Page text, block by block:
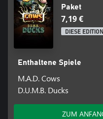
Paket
7,19 €
DIESE EDITION
Enthaltene Spiele
M.A.D. Cows
D.U.M.B. Ducks
ZUM